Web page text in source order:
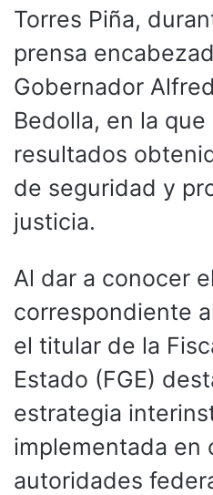
Torres Piña,
prensa
Gobernador
Bedolla, en la
resultados
de seguridad y
justicia.
Al dar a conocer
correspondiente
el titular de la
Estado (FGE)
estrategia
implementada en
autoridades